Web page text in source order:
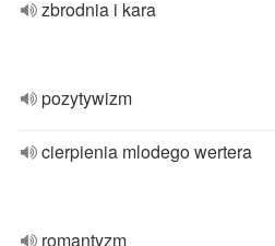
zbrodnia i kara
pozytywizm
cierpienia mlodego wertera
romantyzm